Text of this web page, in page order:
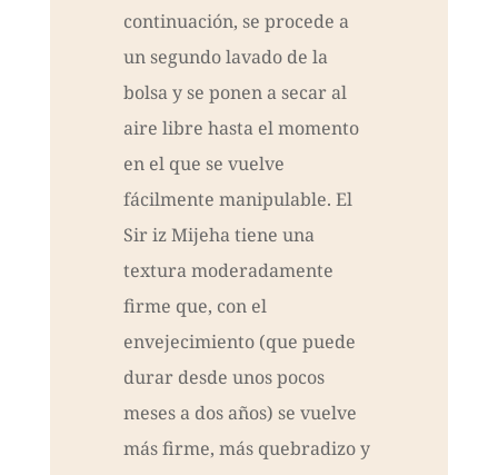
continuación, se procede a
un segundo lavado de la
bolsa y se ponen a secar al
aire libre hasta el momento
en el que se vuelve
fácilmente manipulable. El
Sir iz Mijeha tiene una
textura moderadamente
firme que, con el
envejecimiento (que puede
durar desde unos pocos
meses a dos años) se vuelve
más firme, más quebradizo y